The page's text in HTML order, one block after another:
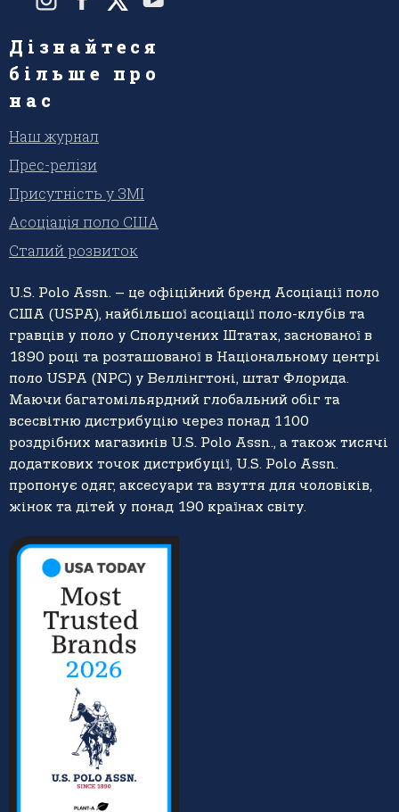
Дізнайтеся
більше про
нас
Наш журнал
Прес-релізи
Присутність у ЗМІ
Асоціація поло США
Сталий розвиток
U.S. Polo Assn. – це офіційний бренд Асоціації поло
США (USPA), найбільшої асоціації поло-клубів та
гравців у поло у Сполучених Штатах, заснованої в
1890 році та розташованої в Національному центрі
поло USPA (NPC) у Веллінгтоні, штат Флорида.
Маючи багатомільярдний глобальний обіг та
всесвітню дистрибуцію через понад 1100
роздрібних магазинів U.S. Polo Assn., а також тисячі
додаткових точок дистрибуції, U.S. Polo Assn.
пропонує одяг, аксесуари та взуття для чоловіків,
жінок та дітей у понад 190 країнах світу.